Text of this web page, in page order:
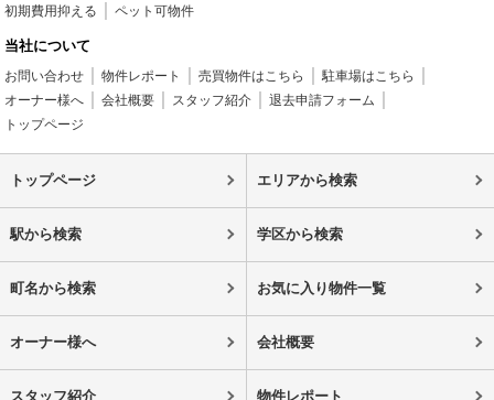
初期費用抑える
ペット可物件
当社について
お問い合わせ 物件レポート 売買物件はこちら
駐車場はこちら
オーナー様へ
会社概要 スタッフ紹介
退去申請フォーム
トップページ
トップページ エリアから検索
駅から検索 学区から検索
町名から検索 お気に入り物件一覧
オーナー様へ 会社概要
スタッフ紹介 物件レポート